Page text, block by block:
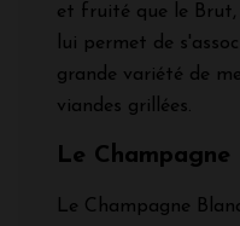
et fruité que le Brut,
lui permet de
grande variété de
viandes grillées.
Le Champagne
Le Champagne